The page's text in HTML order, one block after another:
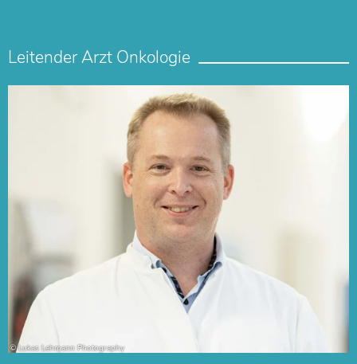
Leitender Arzt Onkologie